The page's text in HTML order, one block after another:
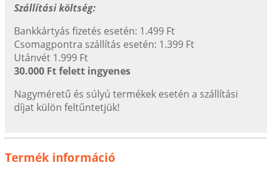
Szállítási költség:
Bankkártyás fizetés esetén: 1.499 Ft
Csomagpontra szállítás esetén: 1.399 Ft
Utánvét 1.999 Ft
30.000 Ft felett ingyenes
Nagyméretű és súlyú termékek esetén a szállítási
díjat külön feltűntetjük!
Termék információ